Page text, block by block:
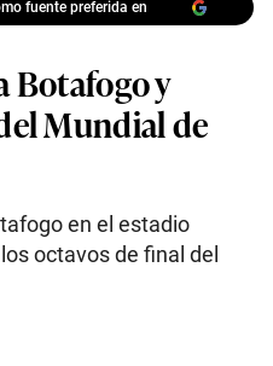
fuente preferida en
Botafogo y
Mundial de
en el estadio
octavos de final del